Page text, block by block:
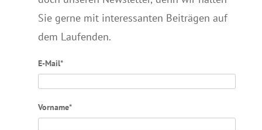
Sie gerne mit interessanten Beiträgen auf
dem Laufenden.
E-Mail*
Vorname*